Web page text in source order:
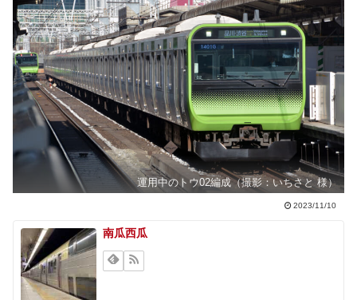
運用中のトウ02編成（撮影：いちさと 様）
2023/11/10
南瓜西瓜